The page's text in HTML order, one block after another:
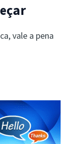
vale a pena